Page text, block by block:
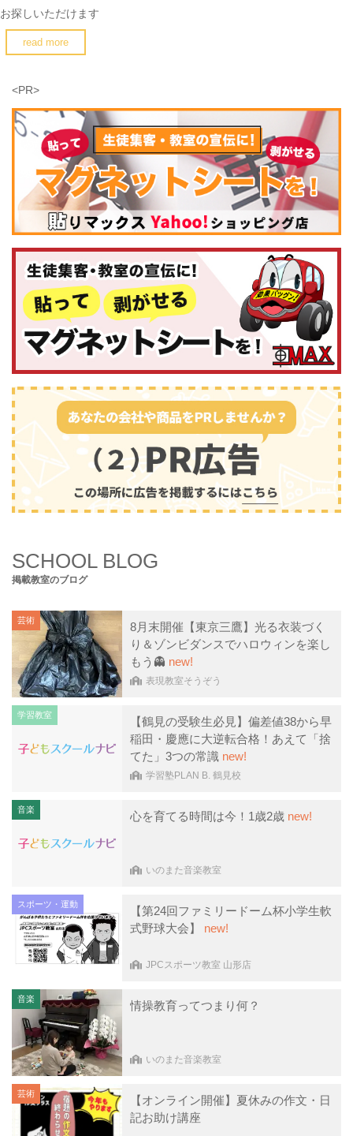
お探しいただけます
read more
<PR>
SCHOOL BLOG
掲載教室のブログ
芸術
8月末開催【東京三鷹】光る衣装づく
り＆ゾンビダンスでハロウィンを楽し
もう👻 new!
表現教室そうぞう
学習教室
【鶴見の受験生必見】偏差値38から早
稲田・慶應に大逆転合格！あえて「捨
てた」3つの常識 new!
学習塾PLAN B. 鶴見校
音楽 心を育てる時間は今！1歳2歳 new!
いのまた音楽教室
スポーツ・運動
【第24回ファミリードーム杯小学生軟
式野球大会】 new!
JPCスポーツ教室 山形店
音楽 情操教育ってつまり何？
いのまた音楽教室
芸術
【オンライン開催】夏休みの作文・日
記お助け講座